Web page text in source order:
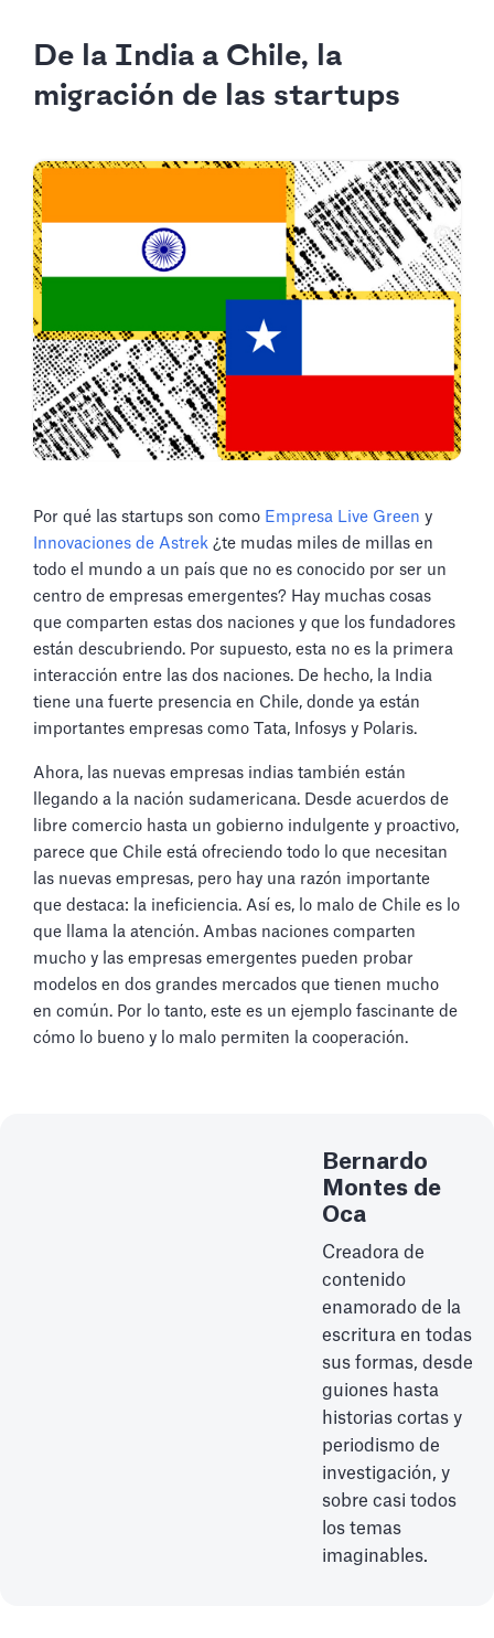
De la India a Chile, la
migración de las startups
Por qué las startups son como Empresa Live Green y
Innovaciones de Astrek ¿te mudas miles de millas en
todo el mundo a un país que no es conocido por ser un
centro de empresas emergentes? Hay muchas cosas
que comparten estas dos naciones y que los fundadores
están descubriendo. Por supuesto, esta no es la primera
interacción entre las dos naciones. De hecho, la India
tiene una fuerte presencia en Chile, donde ya están
importantes empresas como Tata, Infosys y Polaris.
Ahora, las nuevas empresas indias también están
llegando a la nación sudamericana. Desde acuerdos de
libre comercio hasta un gobierno indulgente y proactivo,
parece que Chile está ofreciendo todo lo que necesitan
las nuevas empresas, pero hay una razón importante
que destaca: la ineficiencia. Así es, lo malo de Chile es lo
que llama la atención. Ambas naciones comparten
mucho y las empresas emergentes pueden probar
modelos en dos grandes mercados que tienen mucho
en común. Por lo tanto, este es un ejemplo fascinante de
cómo lo bueno y lo malo permiten la cooperación.
Bernardo
Montes de
Oca
Creadora de
contenido
enamorado de la
escritura en todas
sus formas, desde
guiones hasta
historias cortas y
periodismo de
investigación, y
sobre casi todos
los temas
imaginables.